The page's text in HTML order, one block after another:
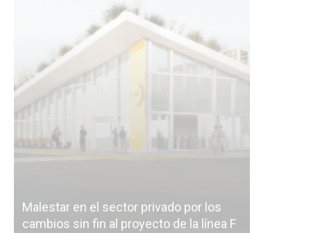
Malestar en el sector privado por los
cambios sin fin al proyecto de la línea F